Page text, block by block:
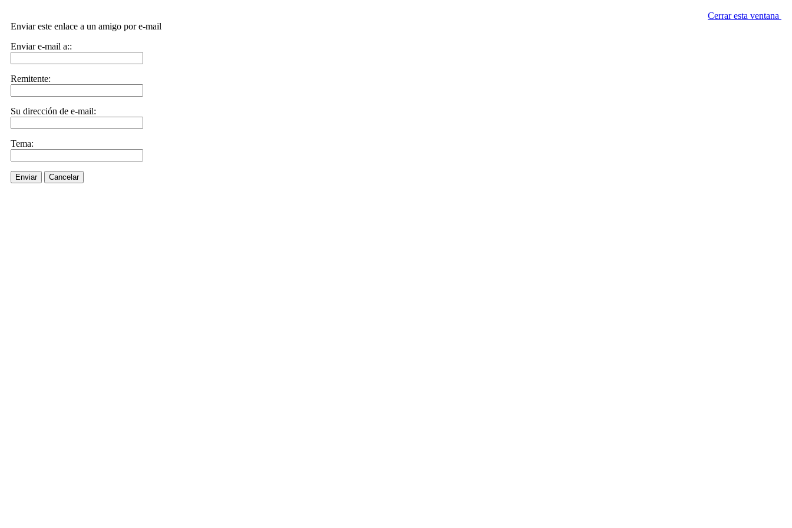
Cerrar esta ventana
Enviar este enlace a un amigo por e-mail
Enviar e-mail a::
Remitente:
Su dirección de e-mail:
Tema:
Enviar Cancelar